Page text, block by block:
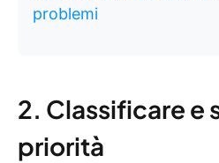
problemi
2. Classificare e
priorità